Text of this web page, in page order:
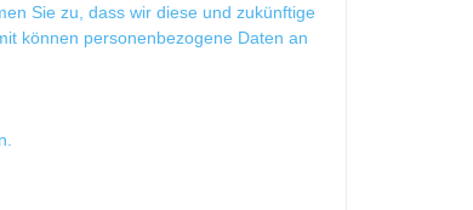
Sie zu, dass wir diese und zukünftige
können personenbezogene Daten an